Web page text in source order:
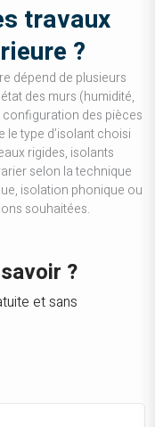
travaux
?
dépend de plusieurs
des murs (humidité,
des pièces
type d’isolant choisi
rigides, isolants
selon la technique
isolation phonique ou
souhaitées.
?
et sans